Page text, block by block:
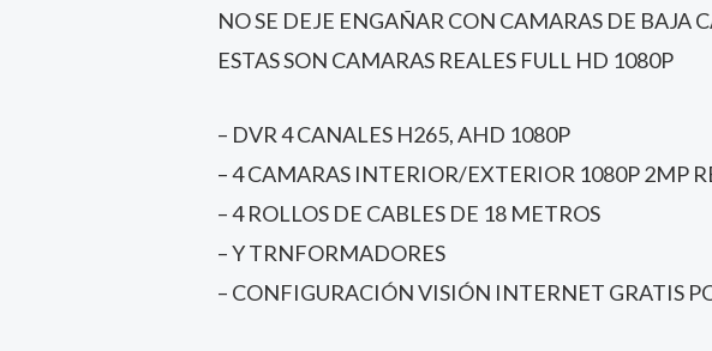
NO SE DEJE ENGAÑAR CON CAMARAS DE BAJA
ESTAS SON CAMARAS REALES FULL HD 1080P
– DVR 4 CANALES H265, AHD 1080P
– 4 CAMARAS INTERIOR/EXTERIOR 1080P 2MP
– 4 ROLLOS DE CABLES DE 18 METROS
– Y TRNFORMADORES
– CONFIGURACIÓN VISIÓN INTERNET GRATIS